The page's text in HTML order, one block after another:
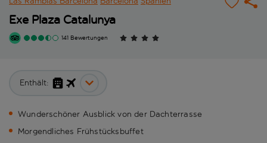
Exe Plaza Catalunya
141 Bewertungen
Enthält:
Wunderschöner Ausblick von der Dachterrasse
Morgendliches Frühstücksbuffet